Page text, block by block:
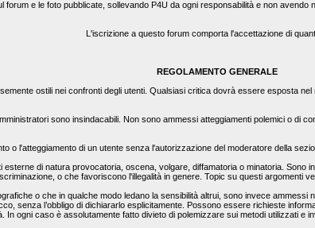
e le foto pubblicate, sollevando P4U da ogni responsabilità e non avendo
L'iscrizione a questo forum comporta l'accettazione di
REGOLAMENTO GENERALE
ostili nei confronti degli utenti. Qualsiasi critica dovrà essere esposta
sono insindacabili. Non sono ammessi atteggiamenti polemici o di
o l'atteggiamento di un utente senza l'autorizzazione del moderatore della
di natura provocatoria, oscena, volgare, diffamatoria o minatoria. Sono
o che favoriscono l'illegalità in genere. Topic su questi argomenti
o che in qualche modo ledano la sensibilità altrui, sono invece ammessi
senza l’obbligo di dichiararlo esplicitamente. Possono essere richieste
In ogni caso è assolutamente fatto divieto di polemizzare sui metodi utilizzati e